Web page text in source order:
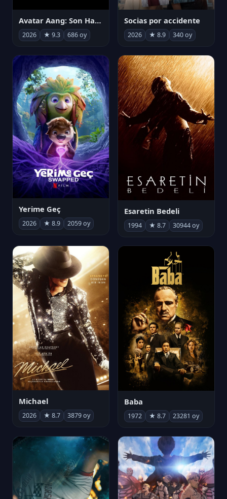
Avatar Aang: Son Havabükücü
2026 ★ 9.3 686 oy
Socias por accidente
2026 ★ 8.9 340 oy
Yerime Geç
2026 ★ 8.9 2059 oy
Esaretin Bedeli
1994 ★ 8.7 30944 oy
Michael
2026 ★ 8.7 3879 oy
Baba
1972 ★ 8.7 23281 oy